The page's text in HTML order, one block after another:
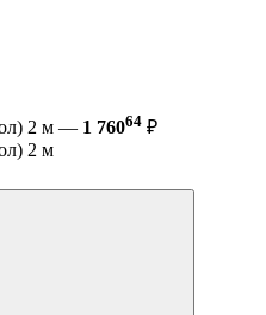
2 м — 1 76064 ₽
2 м